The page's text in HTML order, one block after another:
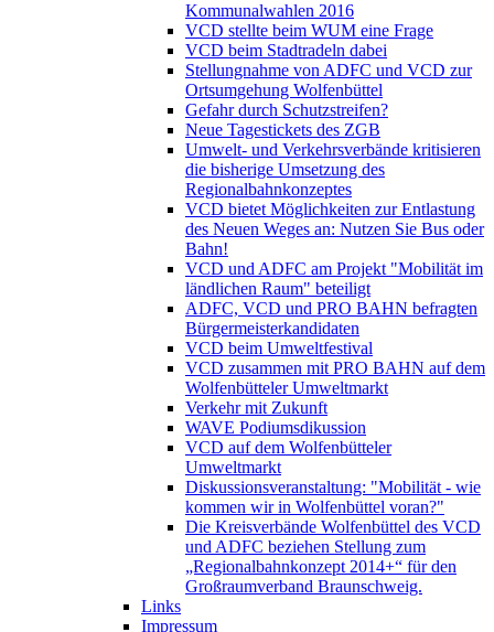
Kommunalwahlen 2016
VCD stellte beim WUM eine Frage
VCD beim Stadtradeln dabei
Stellungnahme von ADFC und VCD zur
Ortsumgehung Wolfenbüttel
Gefahr durch Schutzstreifen?
Neue Tagestickets des ZGB
Umwelt- und Verkehrsverbände kritisieren
die bisherige Umsetzung des
Regionalbahnkonzeptes
VCD bietet Möglichkeiten zur Entlastung
des Neuen Weges an: Nutzen Sie Bus oder
Bahn!
VCD und ADFC am Projekt "Mobilität im
ländlichen Raum" beteiligt
ADFC, VCD und PRO BAHN befragten
Bürgermeisterkandidaten
VCD beim Umweltfestival
VCD zusammen mit PRO BAHN auf dem
Wolfenbütteler Umweltmarkt
Verkehr mit Zukunft
WAVE Podiumsdikussion
VCD auf dem Wolfenbütteler
Umweltmarkt
Diskussionsveranstaltung: "Mobilität - wie
kommen wir in Wolfenbüttel voran?"
Die Kreisverbände Wolfenbüttel des VCD
und ADFC beziehen Stellung zum
„Regionalbahnkonzept 2014+“ für den
Großraumverband Braunschweig.
Links
Impressum